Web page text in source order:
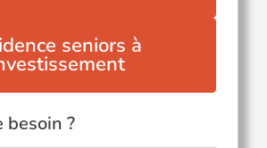
seniors à
besoin ?